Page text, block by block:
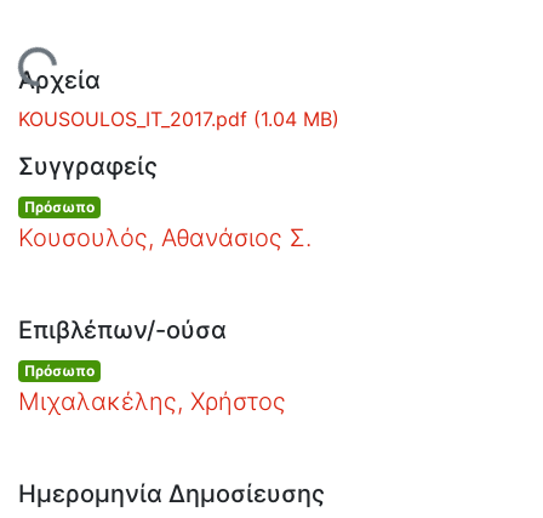
Οδηγίες
Χρήσης
Εστίας
Φόρτωση...
Αρχεία
KOUSOULOS_IT_2017.pdf (1.04 MB)
Συγγραφείς
Πρόσωπο
Κουσουλός, Αθανάσιος Σ.
Επιβλέπων/-ούσα
Πρόσωπο
Μιχαλακέλης, Χρήστος
Ημερομηνία Δημοσίευσης